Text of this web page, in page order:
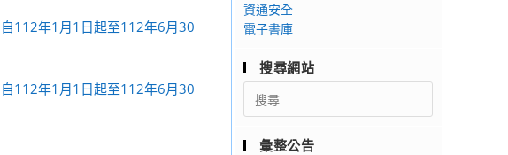
112年1月1日起至112年6月30
112年1月1日起至112年6月30
資通安全
電子書庫
搜尋網站
Search
for:
彙整公告